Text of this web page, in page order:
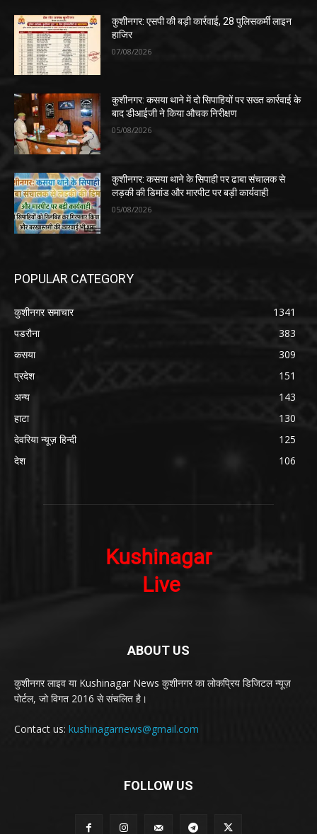
कुशीनगर: एसपी की बड़ी कार्रवाई, 28 पुलिसकर्मी लाइन
हाजिर
07/08/2026
कुशीनगर: कसया थाने में दो सिपाहियों पर सख्त कार्रवाई के
बाद डीआईजी ने किया औचक निरीक्षण
05/08/2026
कुशीनगर: कसया थाने के सिपाही पर ढाबा संचालक से
लड़की की डिमांड और मारपीट पर बड़ी कार्यवाही
05/08/2026
POPULAR CATEGORY
कुशीनगर समाचार
1341
पडरौना
383
कसया
309
प्रदेश
151
अन्य
143
हाटा
130
देवरिया न्यूज़ हिन्दी
125
देश
106
ABOUT US
कुशीनगर लाइव या Kushinagar News कुशीनगर का लोकप्रिय डिजिटल न्यूज़
पोर्टल, जो विगत 2016 से संचलित है।
Contact us: kushinagarnews@gmail.com
FOLLOW US